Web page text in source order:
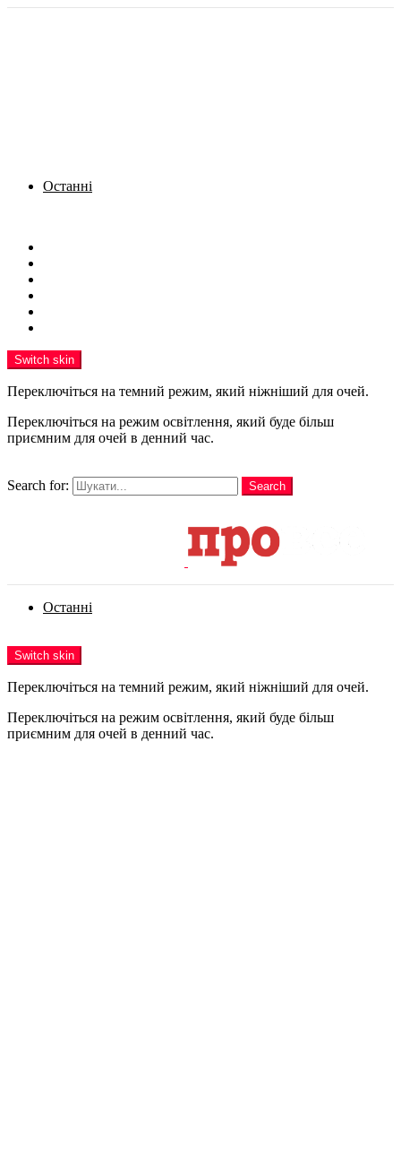
Останні
Switch skin
Переключіться на темний режим, який ніжніший для очей.
Переключіться на режим освітлення, який буде більш
приємним для очей в денний час.
Search for:
Search
Останні
Switch skin
Переключіться на темний режим, який ніжніший для очей.
Переключіться на режим освітлення, який буде більш
приємним для очей в денний час.